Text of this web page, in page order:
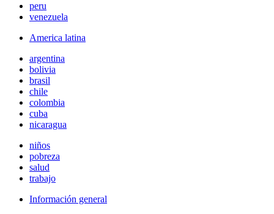
peru
venezuela
America latina
argentina
bolivia
brasil
chile
colombia
cuba
nicaragua
niños
pobreza
salud
trabajo
Información general